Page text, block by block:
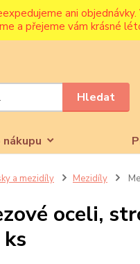
ani
a přejeme vám krásné
nákupu
Hledat
a mezidíly Mezidíly
oceli,